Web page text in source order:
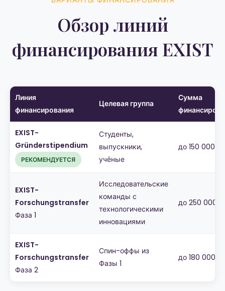
Обзор линий
финансирования EXIST
Линия
финансирования
Целевая группа
Сумма
EXIST-
Gründerstipendium
РЕКОМЕНДУЕТСЯ
Студенты,
выпускники,
учёные
до 150 000
EXIST-
Forschungstransfer
Фаза 1
Исследовательские
команды с
технологическими
инновациями
до 250 000
EXIST-
Forschungstransfer
Фаза 2
Спин-оффы из
Фазы 1
до 180 000